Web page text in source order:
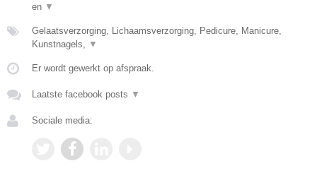
en ▼
Gelaatsverzorging, Lichaamsverzorging, Pedicure, Manicure,
Kunstnagels, ▼
Er wordt gewerkt op afspraak.
Laatste facebook posts ▼
Sociale media: